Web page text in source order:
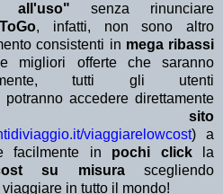
all'uso" senza rinunciare
, infatti, non sono altro
consistenti in mega ribassi
migliori offerte che saranno
tutti gli utenti
potranno accedere direttamente
sito
viaggiarelowcost) a
facilmente in pochi clickla
su misurascegliendo
viaggiare in tutto il mondo!